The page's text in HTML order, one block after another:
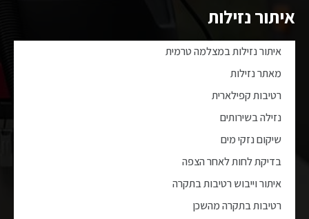
איתור נזילות
איתור נזילות במצלמה טרמית
מאתר נזילות
רטיבות קפילארית
נזילה בשירותים
שיקום נזקי מים
בדיקת לחות לאחר הצפה
איתור וייבוש רטיבות בתקרה
רטיבות בתקרה מהשכן